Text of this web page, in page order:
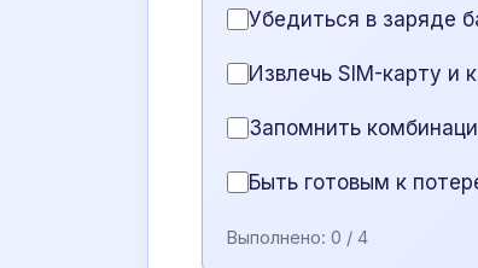
Убедиться в заряде
Извлечь SIM-карту и
Запомнить
Быть готовым к
Выполнено: 0 / 4